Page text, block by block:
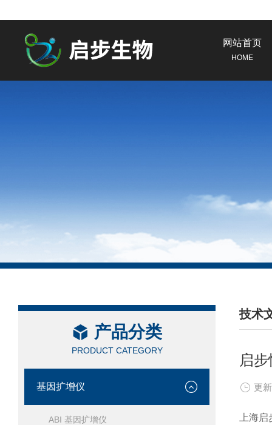
网站首页
HOME
产品分类
PRODUCT CATEGORY
基因扩增仪
ABI 基因扩增仪
技术
/
启
更
上海